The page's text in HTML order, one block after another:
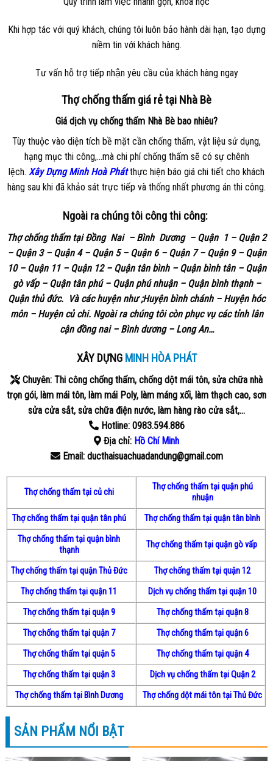
Khi hợp tác với quý khách, chúng tôi luôn bảo hành dài hạn, tạo dựng
niềm tin với khách hàng.
Tư vấn hỗ trợ tiếp nhận yêu cầu của khách hàng ngay
Thợ chống thấm giá rẻ tại Nhà Bè
Giá dịch vụ chống thấm Nhà Bè bao nhiêu?
Tùy thuộc vào diện tích bề mặt cần chống thấm, vật liệu sử dụng,
hạng mục thi công,…mà chi phí chống thấm sẽ có sự chênh
lệch. Xây Dựng Minh Hoà Phát thực hiện báo giá chi tiết cho khách
hàng sau khi đã khảo sát trực tiếp và thống nhất phương án thi công.
Ngoài ra chúng tôi công thi công:
Thợ chống thấm tại Đồng Nai – Bình Dương – Quận 1 – Quận 2
– Quận 3 – Quận 4 – Quận 5 – Quận 6 – Quận 7 – Quận 9 – Quận
10 – Quận 11 – Quận 12 – Quận tân bình – Quận bình tân – Quận
gò vấp – Quận tân phú – Quận phú nhuận – Quận bình thạnh –
Quận thủ đức. Và các huyện như ;Huyện bình chánh – Huyện hóc
môn – Huyện củ chi. Ngoài ra chúng tôi còn phục vụ các tỉnh lân
cận đồng nai – Bình dương – Long An…
XÂY DỰNG MINH HÒA PHÁT
Chuyên: Thi công chống thấm, chống dột mái tôn, sửa chữa nhà
trọn gói, làm mái tôn, làm mái Poly, làm máng xối, làm thạch cao, sơn
sửa cửa sắt, sửa chữa điện nước, làm hàng rào cửa sắt,…
Hotline: 0983.594.886
Địa chỉ: Hồ Chí Minh
Email: ducthaisuachuadandung@gmail.com
Thợ chống thấm tại củ chi
Thợ chống thấm tại quận phú
nhuận
Thợ chống thấm tại quận tân phú
Thợ chống thấm tại quận tân bình
Thợ chống thấm tại quận bình
thạnh
Thợ chống thấm tại quận gò vấp
Thợ chống thấm tại quận Thủ Đức
Thợ chống thấm tại quận 12
Thợ chống thấm tại quận 11
Dịch vụ chống thấm tại quận 10
Thợ chống thấm tại quận 9
Thợ chống thấm tại quận 8
Thợ chống thấm tại quận 7
Thợ chống thấm tại quận 6
Thợ chống thấm tại quận 5
Thợ chống thấm tại quận 4
Thợ chống thấm tại quận 3
Dịch vụ chống thấm tại Quận 2
Thợ chống thấm tại Bình Dương
Thợ chống dột mái tôn tại Thủ Đức
SẢN PHẨM NỔI BẬT